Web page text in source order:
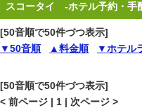
スコータイ -ホテル予約・手
[50音順で50件づつ表示]
▼50音順
▲料金順 ▼ホテル
[50音順で50件づつ表示]
< 前ページ | 1 | 次ページ >